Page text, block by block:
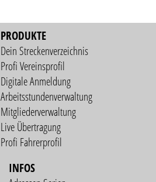
PRODUKTE
Dein Streckenverzeichnis
Profi Vereinsprofil
Digitale Anmeldung
Arbeitsstundenverwaltung
Mitgliederverwaltung
Live Übertragung
Profi Fahrerprofil
INFOS